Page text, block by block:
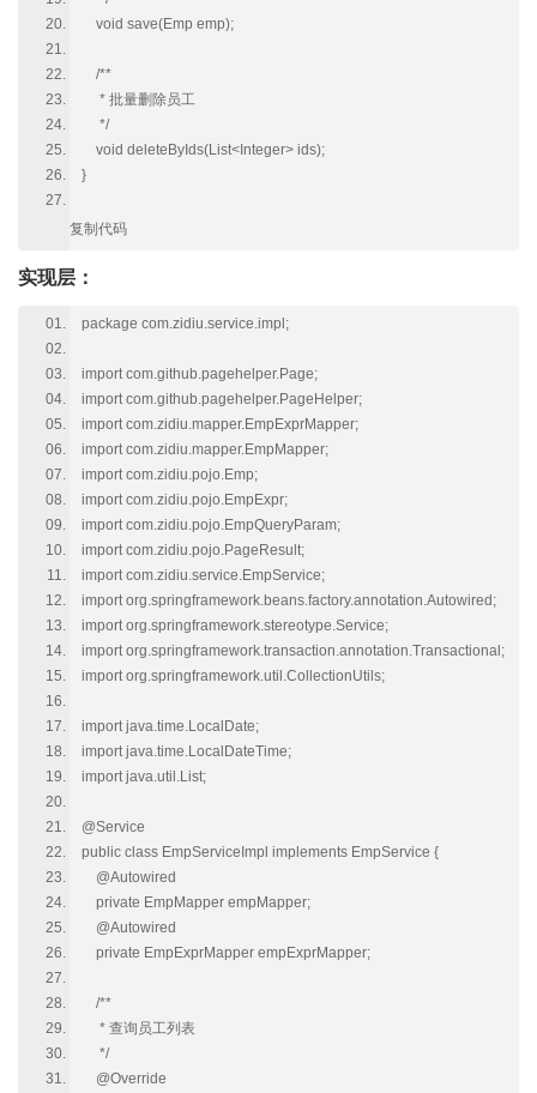
void save(Emp emp);
/**
* 批量删除员工
*/
void deleteByIds(List<Integer> ids);
}
复制代码
实现层：
package com.zidiu.service.impl;
import com.github.pagehelper.Page;
import com.github.pagehelper.PageHelper;
import com.zidiu.mapper.EmpExprMapper;
import com.zidiu.mapper.EmpMapper;
import com.zidiu.pojo.Emp;
import com.zidiu.pojo.EmpExpr;
import com.zidiu.pojo.EmpQueryParam;
import com.zidiu.pojo.PageResult;
import com.zidiu.service.EmpService;
import org.springframework.beans.factory.annotation.Autowired;
import org.springframework.stereotype.Service;
import org.springframework.transaction.annotation.Transactional;
import org.springframework.util.CollectionUtils;
import java.time.LocalDate;
import java.time.LocalDateTime;
import java.util.List;
@Service
public class EmpServiceImpl implements EmpService {
@Autowired
private EmpMapper empMapper;
@Autowired
private EmpExprMapper empExprMapper;
/**
* 查询员工列表
*/
@Override